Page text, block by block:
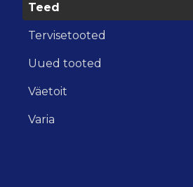
Teed
Tervisetooted
Uued tooted
Väetoit
Varia